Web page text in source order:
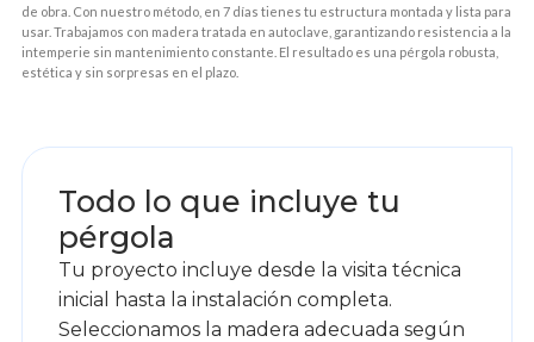
de obra. Con nuestro método, en 7 días tienes tu estructura montada y lista para
usar. Trabajamos con madera tratada en autoclave, garantizando resistencia a la
intemperie sin mantenimiento constante. El resultado es una pérgola robusta,
estética y sin sorpresas en el plazo.
Todo lo que incluye tu
pérgola
Tu proyecto incluye desde la visita técnica
inicial hasta la instalación completa.
Seleccionamos la madera adecuada según